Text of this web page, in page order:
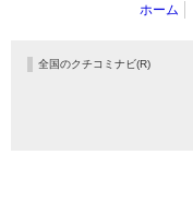
ホーム
全国のクチコミナビ(R)